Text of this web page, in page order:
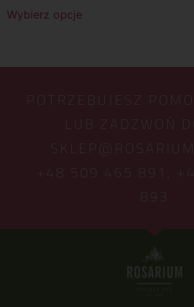
Wybierz opcje
POTRZEBUJESZ
LUB ZADZWOŃ
+48 509 465 891,
893